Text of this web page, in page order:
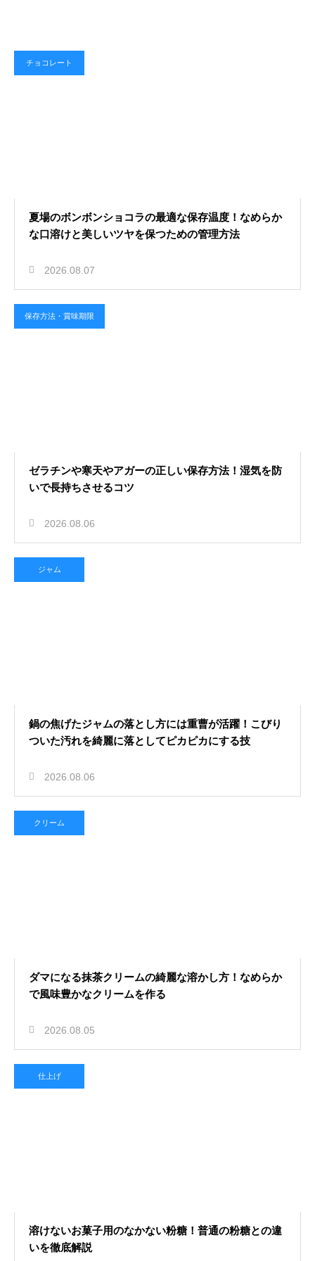
チョコレート
夏場のボンボンショコラの最適な保存温度！なめらか
な口溶けと美しいツヤを保つための管理方法
2026.08.07
保存方法・賞味期限
ゼラチンや寒天やアガーの正しい保存方法！湿気を防
いで長持ちさせるコツ
2026.08.06
ジャム
鍋の焦げたジャムの落とし方には重曹が活躍！こびり
ついた汚れを綺麗に落としてピカピカにする技
2026.08.06
クリーム
ダマになる抹茶クリームの綺麗な溶かし方！なめらか
で風味豊かなクリームを作る
2026.08.05
仕上げ
溶けないお菓子用のなかない粉糖！普通の粉糖との違
いを徹底解説